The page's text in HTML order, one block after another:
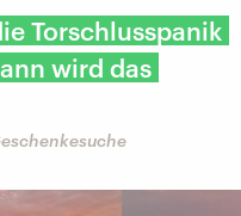
Torschlusspanik
wird das